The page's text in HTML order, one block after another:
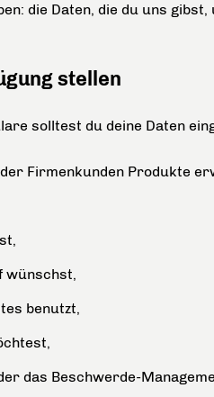
die Daten, die du uns
stellen
solltest du deine Daten
Firmenkunden Produkte
wünschst,
benutzt,
das Beschwerde-